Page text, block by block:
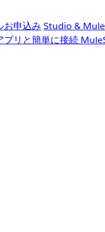
申込み Studio &
プリと簡単に接続